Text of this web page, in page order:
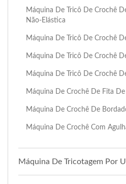
Máquina De Tricô De Crochê
Não-Elástica
Máquina De Tricô De Crochê
Máquina De Tricô De Crochê
Máquina De Tricô De Crochê
Máquina De Crochê De Fita De
Máquina De Crochê De
Máquina De Crochê Com
Máquina De Tricotagem Por